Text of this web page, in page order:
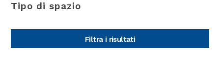
Tipo di spazio
Filtra i risultati